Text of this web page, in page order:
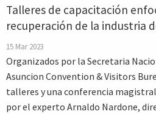
Talleres de capacitación
recuperación de la industria
15 Mar 2023
Organizados por la Secretaria
Asuncion Convention & Visitors
talleres y una conferencia
por el experto Arnaldo Nardone,